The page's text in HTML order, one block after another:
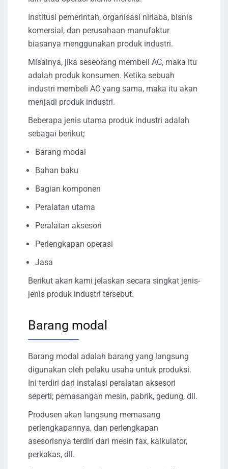
Institusi pemerintah, organisasi nirlaba, bisnis
komersial, dan perusahaan manufaktur
biasanya menggunakan produk industri.
Misalnya, jika seseorang membeli AC, maka itu
adalah produk konsumen. Ketika sebuah
industri membeli AC yang sama, maka itu akan
menjadi produk industri.
Beberapa jenis utama produk industri adalah
sebagai berikut;
Barang modal
Bahan baku
Bagian komponen
Peralatan utama
Peralatan aksesori
Perlengkapan operasi
Jasa
Berikut akan kami jelaskan secara singkat jenis-
jenis produk industri tersebut.
Barang modal
Barang modal adalah barang yang langsung
digunakan oleh pelaku usaha untuk produksi.
Ini terdiri dari instalasi peralatan aksesori
seperti; pemasangan mesin, pabrik, gedung, dll.
Produsen akan langsung memasang
perlengkapannya, dan perlengkapan
asesorisnya terdiri dari mesin fax, kalkulator,
perkakas, dll.